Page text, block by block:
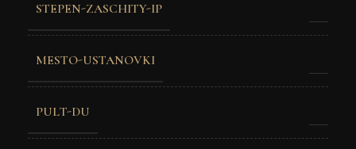
STEPEN-ZASCHITY-IP
MESTO-USTANOVKI
PULT-DU